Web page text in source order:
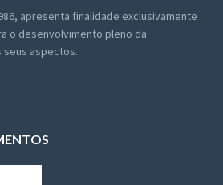
apresenta finalidade exclusivamente
o desenvolvimento pleno da
seus aspectos.